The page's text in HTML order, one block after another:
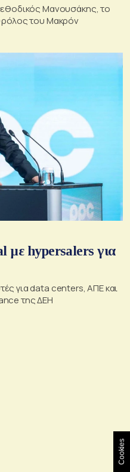
Μανουσάκης, το
ρόλος του Μακρόν
με hypersalers για
για data centers, ΑΠΕ και
της ΔΕΗ
Cookies